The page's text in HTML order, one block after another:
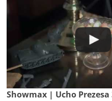
Showmax | Ucho